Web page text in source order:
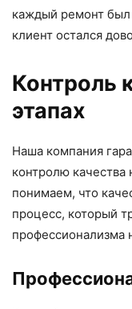
каждый ремонт
клиент остался
Контроль
этапах
Наша компания
контролю
понимаем, что
процесс, который
профессионализма